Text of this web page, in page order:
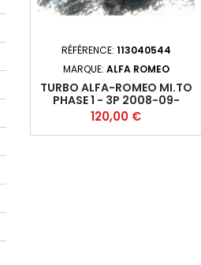
RÉFÉRENCE: 113040544
MARQUE: ALFA ROMEO
TURBO ALFA-ROMEO MI.TO
PHASE 1 - 3P 2008-09-
2016-12 1.3JTD 95 FAP
(70KW) - 199B1000 - M5+
Prix
120,00 €